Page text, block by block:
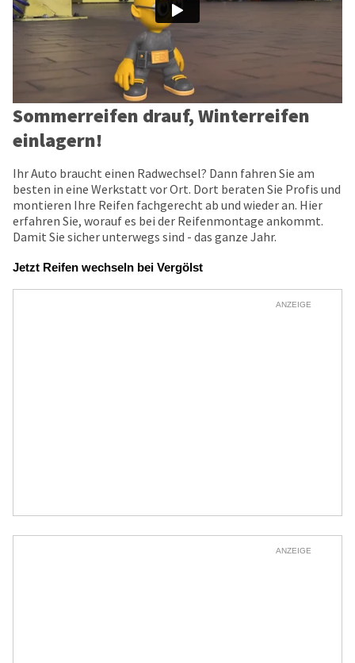
Sommerreifen drauf, Winterreifen
einlagern!
Ihr Auto braucht einen Radwechsel? Dann fahren Sie am
besten in eine Werkstatt vor Ort. Dort beraten Sie Profis und
montieren Ihre Reifen fachgerecht ab und wieder an. Hier
erfahren Sie, worauf es bei der Reifenmontage ankommt.
Damit Sie sicher unterwegs sind - das ganze Jahr.
Jetzt Reifen wechseln bei Vergölst
ANZEIGE
ANZEIGE